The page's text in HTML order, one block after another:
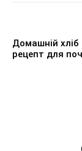
Домашній
рецепт для